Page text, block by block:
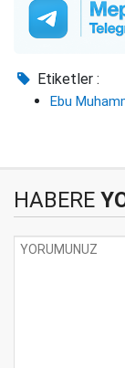
Etiketler :
Ebu
HABERE